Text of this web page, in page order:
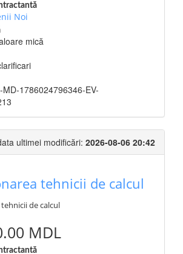
Noi
mică
1786024796346-EV-
ultimei modificări: 2026-08-06 20:42
tehnicii de calcul
de calcul
MDL